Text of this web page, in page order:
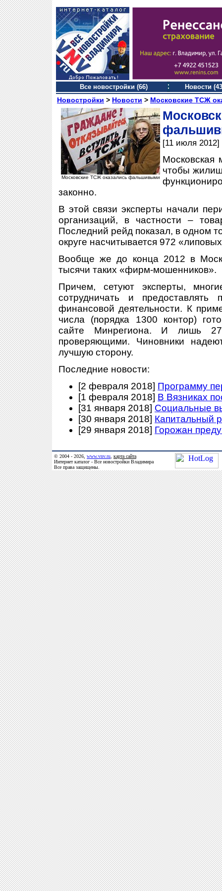
Все новостройки (66) Новости
Новостройки > Новости > Московские ТСЖ
Московские ТСЖ оказались фальшивыми
[11 июля 2012]
Московская
чтобы
законно.
В этой связи эксперты начали
организаций, в частности –
Последний рейд показал, в одном
округе насчитывается 972
Вообще же до конца 2012 в
тысячи таких «фирм-мошенников».
Причем, сетуют эксперты,
сотрудничать и
финансовой деятельности. К
числа (порядка 1300 контор)
сайте Минрегиона. И лишь
проверяющими. Чиновники
лучшую сторону.
Последние новости:
[2 февраля 2018] Программу
[1 февраля 2018] В Вязниках
[31 января 2018] Социальные
[30 января 2018] Капитальный
[29 января 2018] Горожан
© 2004 - 2026, www.vnv.ru карта сайта
Интернет каталог - Все новостройки Владимира
Все права защищены.